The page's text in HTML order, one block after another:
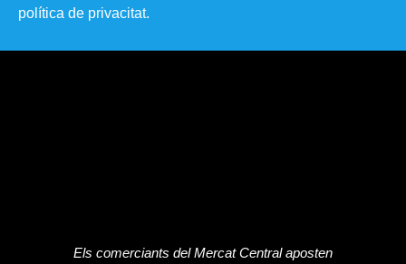
política de privacitat​.
Els comerciants del Mercat Central aposten